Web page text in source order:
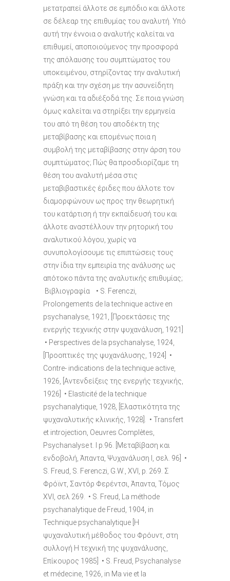
μετατραπεί άλλοτε σε εμπόδιο και άλλοτε
σε δέλεαρ της επιθυμίας του αναλυτή. Υπό
αυτή την έννοια ο αναλυτής καλείται να
επιθυμεί, αποποιούμενος την προσφορά
της απόλαυσης του συμπτώματος του
υποκειμένου, στηρίζοντας την αναλυτική
πράξη και την σχέση με την ασυνείδητη
γνώση και τα αδιέξοδά της. Σε ποια γνώση
όμως καλείται να στηρίξει την ερμηνεία
του από τη θέση του αποδέκτη της
μεταβίβασης και επομένως ποια η
συμβολή της μεταβίβασης στην άρση του
συμπτώματος; Πώς θα προσδιορίζαμε τη
θέση του αναλυτή μέσα στις
μεταβιβαστικές έριδες που άλλοτε τον
διαμορφώνουν ως προς την θεωρητική
του κατάρτιση ή την εκπαίδευσή του και
άλλοτε αναστέλλουν την ρητορική του
αναλυτικού λόγου, χωρίς να
συνυπολογίσουμε τις επιπτώσεις τους
στην ίδια την εμπειρία της ανάλυσης ως
απότοκο πάντα της αναλυτικής επιθυμίας;
Βιβλιογραφία • S. Ferenczi,
Prolongements de la technique active en
psychanalyse, 1921, [Προεκτάσεις της
ενεργής τεχνικής στην ψυχανάλυση, 1921]
• Perspectives de la psychanalyse, 1924,
[Προοπτικές της ψυχανάλυσης, 1924] •
Contre- indications de la technique active,
1926, [Αντενδείξεις της ενεργής τεχνικής,
1926] • Elasticité de la technique
psychanalytique, 1928, [Ελαστικότητα της
ψυχαναλυτικής κλινικής, 1928]. • Transfert
et introjection, Oeuvres Complètes,
Psychanalyse t. I p.96. [Μεταβίβαση και
ενδοβολή, Άπαντα, Ψυχανάλυση Ι, σελ. 96] •
S. Freud, S. Ferenczi, G.W., XVI, p. 269. Σ
Φρόϊντ, Σαντόρ Φερέντσι, Άπαντα, Τόμος
ΧVI, σελ 269. • S. Freud, La méthode
psychanalytique de Freud, 1904, in
Technique psychanalytique [Η
ψυχαναλυτική μέθοδος του Φρόυντ, στη
συλλογή Η τεχνική της ψυχανάλυσης,
Επίκουρος 1985] • S. Freud, Psychanalyse
et médecine, 1926, in Ma vie et la